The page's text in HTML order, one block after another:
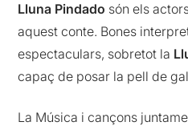
Lluna Pindado són els
aquest conte. Bones
espectaculars, sobretot la
capaç de posar la pell de
La Música i cançons